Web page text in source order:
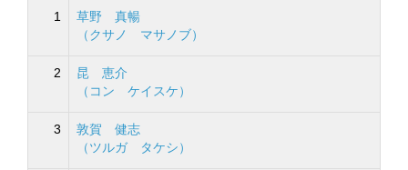
1
草野 真暢
（クサノ マサノブ）
2
昆 恵介
（コン ケイスケ）
3
敦賀 健志
（ツルガ タケシ）